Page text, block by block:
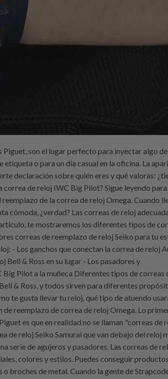
se pueden usar en citas casuales o días casuales en la oficina. Hay dos tipos diferentes de correas de reloj Seiko SSA345: correas de tipo strap, que se deslizan sobre la parte superior de la caja del reloj, y correas de tipo bracelet, como la correa de reloj Audemars Piguet, que se envuelven alrededor de la muñeca en lugar de deslizarse sobre ella. La principal diferencia entre estos dos es cómo se ajusta la correa de reemplazo de reloj IWC en tu muñeca. La correa de reloj caqui se asienta a ras de la piel, mientras que la correa de tipo bracelet se asienta por encima. En muchos casos, las correas de tipo strap, como las opciones de correa de reloj hechas a medida, son más cómodas porque son más fáciles de ajustar al tamaño de tu muñeca: puedes quitar fácilmente la correa de reloj hecha a medida y volver a poner la correa de reloj de nobuck sin tener que quitar ningún eslabón del reloj (lo que requeriría un viaje a un joyero). Las correas de tipo strap vienen en cuatro Piensa en tu reloj como un lienzo en blanco. La cara de tu reloj es la parte indudablemente importante, pero las correas de reloj son las que realmente hacen que la correa de reemplazo de reloj de 22 mm sea tuya. Esta es un área que muchas personas pasan por alto al comprar un nuevo reloj Strapcode. Un reloj puede volverse rápidamente obsoleto o incluso de mal gusto si la correa de reloj de 25 mm no complementa su apariencia o estilo. Entonces, ¿qué tipo de correa de reloj Audemars Piguet deberías conseguir? La correa de reloj Horween depende de qué look estás buscando. La opción más popular es una correa de metal, que combina con cualquier atuendo y te durará mucho más que el cuero o la tela. También puedes optar por algo como una correa de nylon de una pieza o una correa de reemplazo de reloj IWC si deseas algo más casual y resistente. Los productos de correa de reloj caqui son excelentes para el uso diario y si te gusta bucear u otros deportes acuáticos. Si buscas añadir un poco de personalidad a tu reloj, una correa de reloj de silicona perlon es el camino a seguir. Aunque no son tan duraderas como el metal, la correa de reloj Seiko SKX007 añade un poco de singularidad y estilo a tu muñeca mientras mantiene las cosas cómodas día tras día. La correa de reloj de silicona tipo 25 mm es flexible y súper ligera, por lo que la correa de reloj Apple de 44 mm definitivamente vale la pena considerar si buscas algo que no pese en tu muñeca en esos calurosos días de verano. Correas de reloj de cuero tradicionales Para todas las ocasiones, las correas de reloj de cuero tradicionales y las opciones de correa de reloj de 25 mm son probablemente la mejor opción. No importa qué tipo de reloj lleves, es probable que en algún momento hayas considerado cambiar la correa por una correa de reloj perlon. Hay muchos tipos diferentes de correas de reloj disponibles para la compra, cada una con sus propios beneficios y usos. Correas de reloj de aviación Las correas de reloj de aviación. El artículo trata sobre las correas de reloj y los diferentes tipos, colores, materiales y marcas. Este artículo sobre la correa de reloj perlon te ayudará a decidir qué tipo de correa de reloj Seiko SKX007 deseas poner en tu reloj. Puede ser difícil encontrar correas de reloj en las tiendas, pero afortunadamente hay muchas opciones de correas de reloj de 25 mm en línea. La tienda de relojes en línea Bund And Aviation ofrece una variedad de correas de reloj en una amplia gama de colores y estilos. La correa de reloj Apple de 44 mm también tiene una cantidad decente de información sobre los diferentes materiales de las correas, lo que puede ayudarte a decidir qué material es el mejor para tu reloj. Cada correa de reloj Bell & Ross se vende individualmente o en juegos de cinco, así que si buscas algunos colores diferentes o solo necesitas un reemplazo para tus correas de reloj actuales, los estilos de correa de reloj hecha a mano de Bund And Aviation te tienen cubierto. Las correas de reloj Bund y Aviation y los diseños de la correa de reloj Bell & Ross son las correas de reloj más populares en el mercado de Nueva York